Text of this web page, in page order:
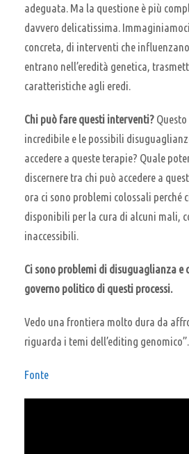
adeguata. Ma la questione è più
davvero delicatissima.
concreta, di interventi che
entrano nell’eredità genetica,
caratteristiche agli eredi.
Chi può fare questi interventi?
incredibile e le possibili
accedere a queste terapie? Quale
discernere tra chi può accedere a
ora ci sono problemi colossali perché
disponibili per la cura di alcuni mali,
inaccessibili.
Ci sono problemi di disuguaglianza e
governo politico di questi processi.
Vedo una frontiera molto dura da
riguarda i temi dell’editing genomico”.
Fonte